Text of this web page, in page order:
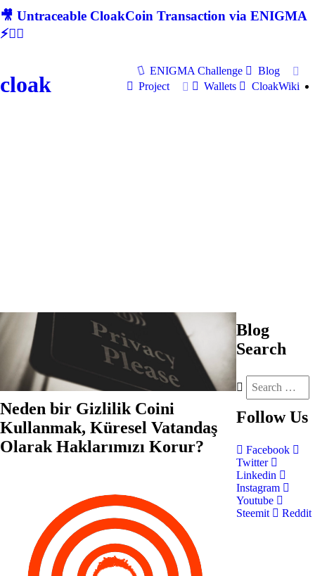
🎥 Untraceable CloakCoin Transaction via ENIGMA
⚡🕵‍♂
cloak
ENIGMA Challenge
Blog
Project
Wallets CloakWiki
Neden bir Gizlilik Coini
Kullanmak, Küresel Vatandaş
Olarak Haklarımızı Korur?
Blog
Search
Follow Us
Facebook
Twitter
Linkedin
Instagram
Youtube
Steemit
Reddit